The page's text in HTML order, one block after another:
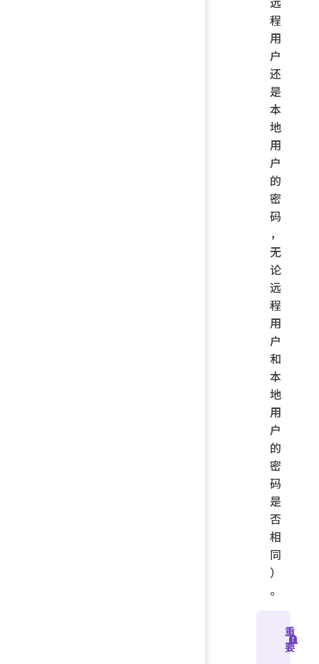
程
用
户
还
是
本
地
用
户
的
密
码
，
无
论
远
程
用
户
和
本
地
用
户
的
密
码
是
否
相
同
）
。
重
要